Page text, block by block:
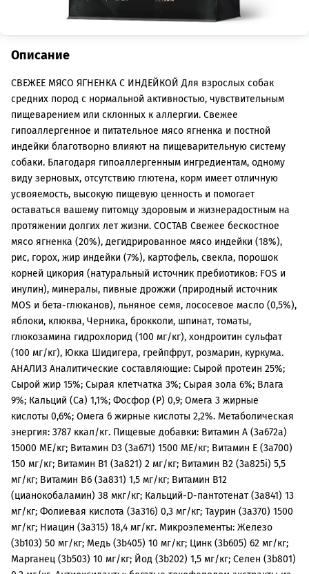
Описание
СВЕЖЕЕ МЯСО ЯГНЕНКА С ИНДЕЙКОЙ Для взрослых собак
средних пород с нормальной активностью, чувствительным
пищеварением или склонных к аллергии. Свежее
гипоаллергенное и питательное мясо ягненка и постной
индейки благотворно влияют на пищеварительную систему
собаки. Благодаря гипоаллергенным ингредиентам, одному
виду зерновых, отсутствию глютена, корм имеет отличную
усвояемость, высокую пищевую ценность и помогает
оставаться вашему питомцу здоровым и жизнерадостным на
протяжении долгих лет жизни. СОСТАВ Свежее бескостное
мясо ягненка (20%), дегидрированное мясо индейки (18%),
рис, горох, жир индейки (7%), картофель, свекла, порошок
корней цикория (натуральный источник пребиотиков: FOS и
инулин), минералы, пивные дрожжи (природный источник
MOS и бета-глюканов), льняное семя, лососевое масло (0,5%),
яблоки, клюква, Черника, брокколи, шпинат, томаты,
глюкозамина гидрохлорид (100 мг/кг), хондроитин сульфат
(100 мг/кг), Юкка Шидигера, грейпфрут, розмарин, куркума.
АНАЛИЗ Аналитические составляющие: Сырой протеин 25%;
Сырой жир 15%; Сырая клетчатка 3%; Сырая зола 6%; Влага
9%; Кальций (Са) 1,1%; Фосфор (P) 0,9; Омега 3 жирные
кислоты 0,6%; Омега 6 жирные кислоты 2,2%. Метаболическая
энергия: 3787 ккал/кг. Пищевые добавки: Витамин A (3a672a)
15000 МЕ/кг; Витамин D3 (3a671) 1500 МЕ/кг; Витамин Е (3a700)
150 мг/кг; Витамин B1 (3a821) 2 мг/кг; Витамин B2 (3a825i) 5,5
мг/кг; Витамин B6 (3a831) 1,5 мг/кг; Витамин B12
(цианокобаламин) 38 мкг/кг; Кальций-D-пантотенат (3a841) 13
мг/кг; Фолиевая кислота (3a316) 0,3 мг/кг; Таурин (3a370) 1500
мг/кг; Ниацин (3a315) 18,4 мг/кг. Микроэлементы: Железо
(3b103) 50 мг/кг; Медь (3b405) 10 мг/кг; Цинк (3b605) 62 мг/кг;
Марганец (3b503) 10 мг/кг; Йод (3b202) 1,5 мг/кг; Селен (3b801)